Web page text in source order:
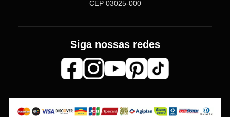
Fale com a gente pelo SAC para tirar
ou entre no nosso Grupo VIP
receba em primeira mão
CEP 03025-000
Siga nossas redes